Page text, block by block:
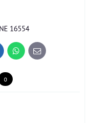
16554
WhatsApp
E-
mail
0